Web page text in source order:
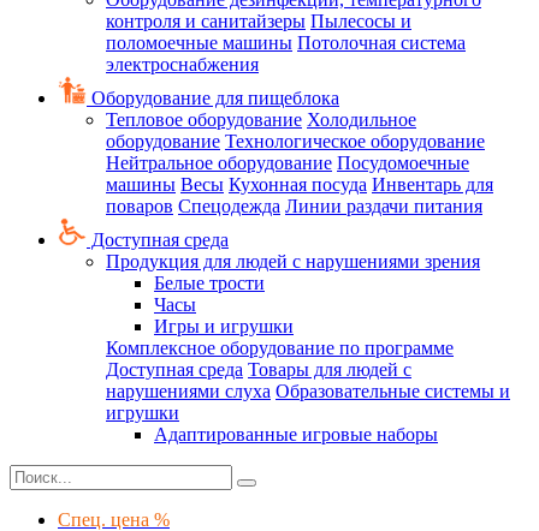
контроля и санитайзеры Пылесосы и
поломоечные машины Потолочная система
электроснабжения
Оборудование для пищеблока
Тепловое оборудование Холодильное
оборудование Технологическое оборудование
Нейтральное оборудование Посудомоечные
машины Весы Кухонная посуда Инвентарь для
поваров Спецодежда Линии раздачи питания
Доступная среда
Продукция для людей с нарушениями зрения
Белые трости
Часы
Игры и игрушки
Комплексное оборудование по программе
Доступная среда Товары для людей с
нарушениями слуха Образовательные системы и
игрушки
Адаптированные игровые наборы
Спец. цена %